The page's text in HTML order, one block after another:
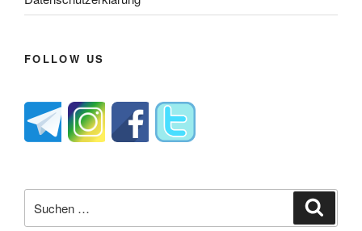
FOLLOW US
nach: